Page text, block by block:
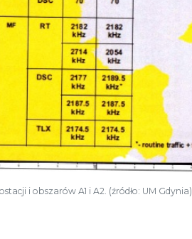
i obszarów A1 i A2. (źródło: UM Gdynia)